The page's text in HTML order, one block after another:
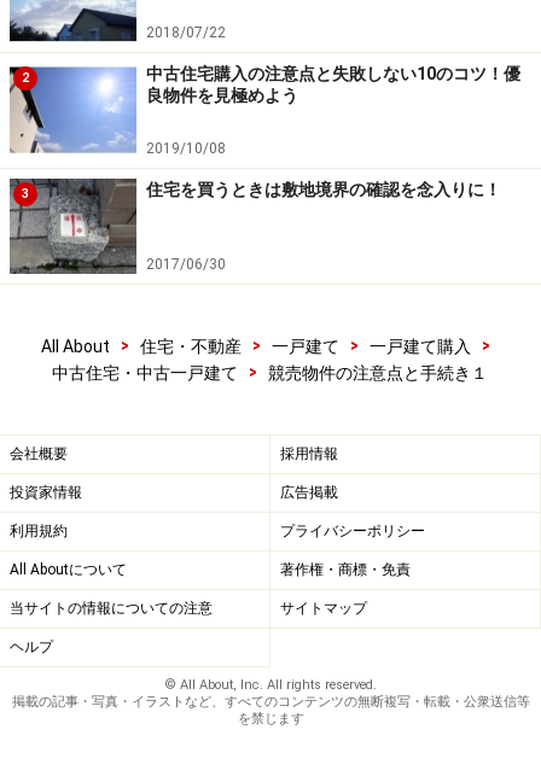
2018/07/22
2
中古住宅購入の注意点と失敗しない10のコツ！優
良物件を見極めよう
2019/10/08
3 住宅を買うときは敷地境界の確認を念入りに！
2017/06/30
All About > 住宅・不動産 > 一戸建て > 一戸建て購入
>
中古住宅・中古一戸建て
> 競売物件の注意点と手続き１
会社概要 採用情報
投資家情報 広告掲載
利用規約 プライバシーポリシー
All Aboutについて 著作権・商標・免責
当サイトの情報についての注意 サイトマップ
ヘルプ
© All About, Inc. All rights reserved.
掲載の記事・写真・イラストなど、すべてのコンテンツの無断複写・転載・公衆送信等
を禁じます